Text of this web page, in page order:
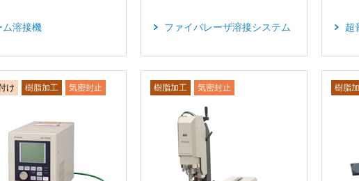
ム溶接機 ファイバレーザ溶接システム 超
け 樹脂加工 気密封止 樹脂加工 気密封止 樹脂